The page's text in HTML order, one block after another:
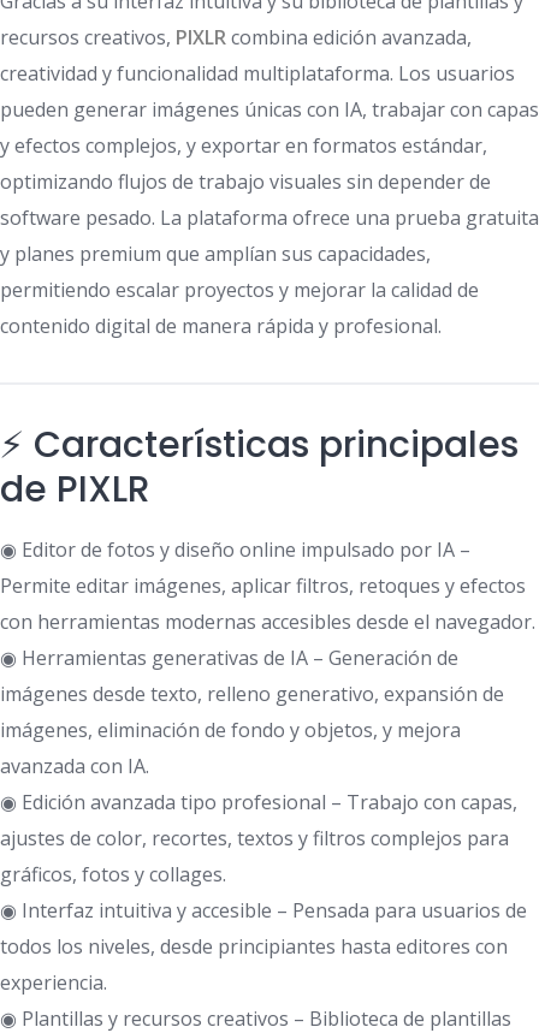
recursos creativos, PIXLRcombina edición avanzada,
creatividad y funcionalidad multiplataforma. Los usuarios
pueden generar imágenes únicas con IA, trabajar con capas
y efectos complejos, y exportar en formatos estándar,
optimizando flujos de trabajo visuales sin depender de
software pesado. La plataforma ofrece una prueba gratuita
y planes premium que amplían sus capacidades,
permitiendo escalar proyectos y mejorar la calidad de
contenido digital de manera rápida y profesional.
⚡ Características principales
de PIXLR
◉ Editor de fotos y diseño online impulsado por IA –
Permite editar imágenes, aplicar filtros, retoques y efectos
con herramientas modernas accesibles desde el navegador.
◉ Herramientas generativas de IA – Generación de
imágenes desde texto, relleno generativo, expansión de
imágenes, eliminación de fondo y objetos, y mejora
avanzada con IA.
◉ Edición avanzada tipo profesional – Trabajo con capas,
ajustes de color, recortes, textos y filtros complejos para
gráficos, fotos y collages.
◉ Interfaz intuitiva y accesible – Pensada para usuarios de
todos los niveles, desde principiantes hasta editores con
experiencia.
◉ Plantillas y recursos creativos – Biblioteca de plantillas